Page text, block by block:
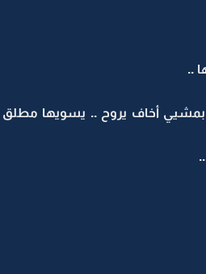
..
أخاف يروح .. يسويها مطلق